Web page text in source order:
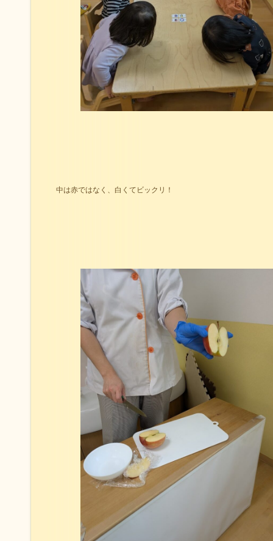
中は赤ではなく、白くてビックリ！